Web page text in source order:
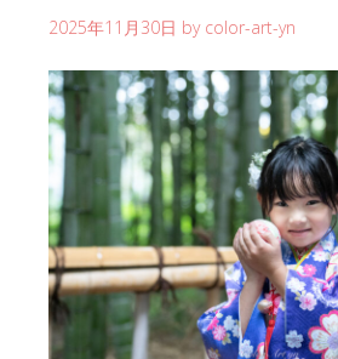
2025年11月30日 by color-art-yn